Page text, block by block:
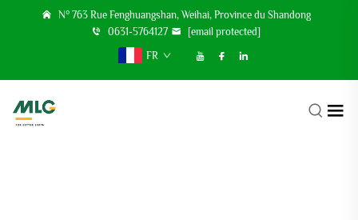
N° 763 Rue Fenghuangshan, Weihai, Province du Shandong
0631-5764127
[email protected]
FR